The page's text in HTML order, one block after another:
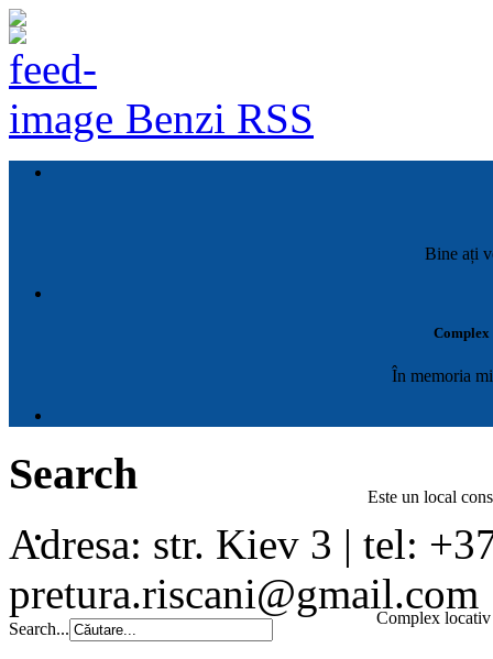
Benzi RSS
Bine ați
În memoria
Este un local
Complex
Search
Adresa: str. Kiev 3 | tel:
pretura.riscani@gmail.com
Search...